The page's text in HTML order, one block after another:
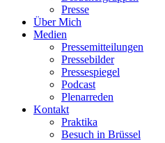
Presse
Über Mich
Medien
Pressemitteilungen
Pressebilder
Pressespiegel
Podcast
Plenarreden
Kontakt
Praktika
Besuch in Brüssel